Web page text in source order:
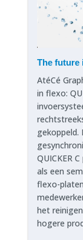
The future
AtéCé
in flexo:
gekoppeld.
QUICKER
als een
flexo-
het
hogere